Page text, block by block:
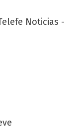
Noticias -